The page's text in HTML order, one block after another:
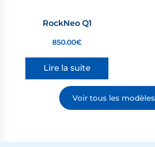
RockNeo Q1
850.00€
Lire la suite
Voir tous les modèles